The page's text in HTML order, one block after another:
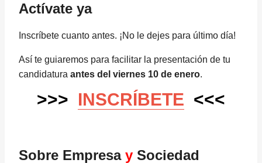
Actívate ya
Inscríbete cuanto antes. ¡No le dejes para último día!
Así te guiaremos para facilitar la presentación de tu
candidatura antes del viernes 10 de enero.
>>> INSCRÍBETE <<<
Sobre Empresa y Sociedad